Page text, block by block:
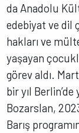
da Anadolu
edebiyat ve dil
hakları ve
yaşayan
görev aldı.
bir yıl
Bozarslan,
Barış